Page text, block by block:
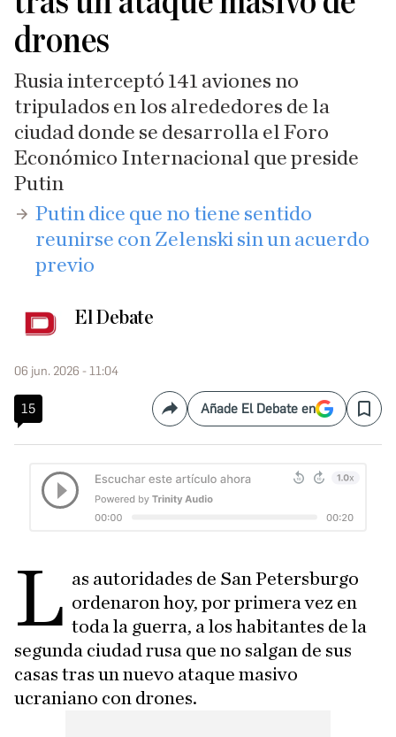
drones
Rusia interceptó 141 aviones no
tripulados en los alrededores de la
ciudad donde se desarrolla el Foro
Económico Internacional que preside
Putin
​Putin dice que no tiene sentido
reunirse con Zelenski sin un acuerdo
previo
El Debate
06 jun. 2026 - 11:04
15 CompartirAñade El Debate en Save
L as autoridades de San Petersburgo
ordenaron hoy, por primera vez en
toda la guerra, a los habitantes de la
segunda ciudad rusa que no salgan de sus
casas tras un nuevo ataque masivo
ucraniano con drones.